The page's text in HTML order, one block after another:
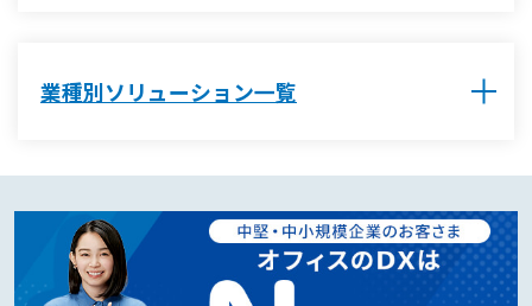
業種別ソリューション一覧